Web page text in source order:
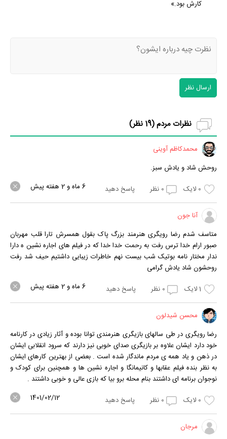
کارش بود.»
ارسال نظر
نظرات مردم (19 نظر)
محمدکاظم آوینی
روحش شاد و یادش سبز.
0 لایک 0 نظر پاسخ دهید 6 ماه و 2 هفته پیش
آنا جون
متاسف شدم رضا رویگری هنرمند بزرگ پاک بقول همسرش تارا قلب مهربان
صبور ارام خدا ترس رفت به رحمت خدا خدا که در فیلم های اجاره نشین ه دارا
ندار مختار نامه بوتیک شب بیست نهم خاطرات زیبایی داشتیم حیف شد رفت
روحشون شاد یادش گرامی
1لایک 0 نظر پاسخ دهید 6 ماه و 2 هفته پیش
محسن شیدلون
رضا رویگری در طی سالهای بازیگری هنرمندی توانا بوده و آثار زیادی در کارنامه
خود دارد ایشان علاوه بر بازیگری صدای خوبی نیز دارند که سرود انقلابی ایشان
در ذهن و یاد همه ی مردم ماندگار شده است . بعضی از بهترین کارهای ایشان
به نظر بنده فیلم عقابها و کانیمانگا و اجاره نشین ها و همچنین برای کودک و
نوجوان برنامه ای داشتند بنام محله برو بیا که بازی عالی و خوبی داشتند .
0 لایک 0 نظر پاسخ دهید 1401/02/12
مرجان